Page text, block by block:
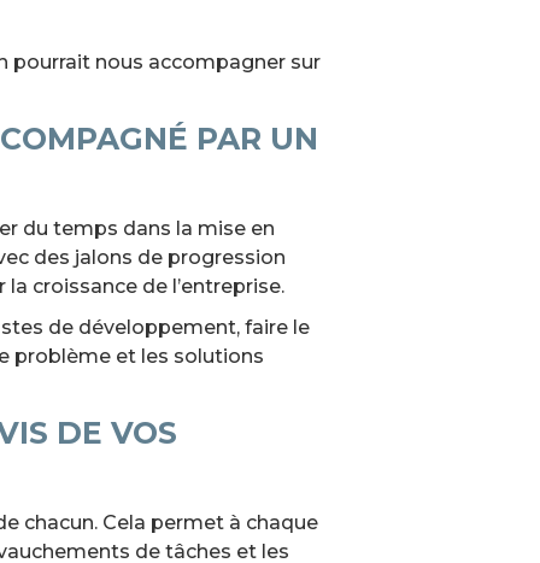
pourrait nous accompagner sur
PAR UN
du temps dans la mise en
des jalons de progression
croissance de l’entreprise.
de développement, faire le
problème et les solutions
DE VOS
chacun. Cela permet à chaque
de tâches et les